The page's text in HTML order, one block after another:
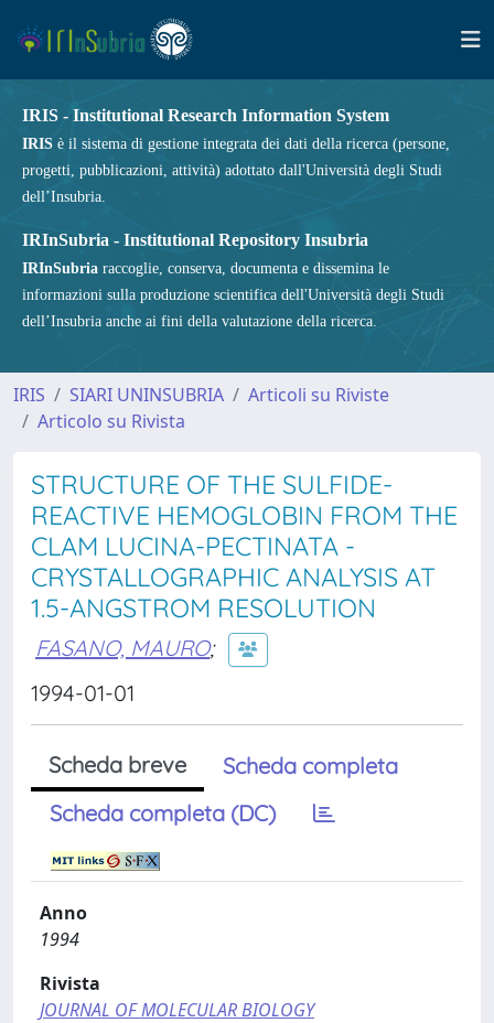
IRIS - Institutional Research Information System
IRIS è il sistema di gestione integrata dei dati della ricerca (persone,
progetti, pubblicazioni, attività) adottato dall'Università degli Studi
dell’Insubria.
IRInSubria - Institutional Repository Insubria
IRInSubria raccoglie, conserva, documenta e dissemina le
informazioni sulla produzione scientifica dell'Università degli Studi
dell’Insubria anche ai fini della valutazione della ricerca.
IRIS SIARI UNINSUBRIA
Articoli su Riviste
Articolo su Rivista
STRUCTURE OF THE SULFIDE-
REACTIVE HEMOGLOBIN FROM THE
CLAM LUCINA-PECTINATA -
CRYSTALLOGRAPHIC ANALYSIS AT
1.5-ANGSTROM RESOLUTION
FASANO, MAURO;
1994-01-01
Scheda breve
Scheda completa
Scheda completa (DC)
Anno
1994
Rivista
JOURNAL OF MOLECULAR BIOLOGY